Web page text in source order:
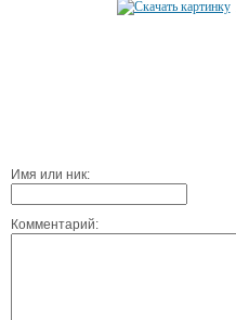
Имя или ник:
Комментарий: